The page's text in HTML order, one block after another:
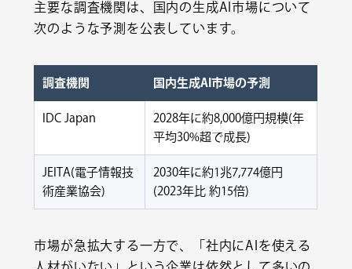
主要な調査機関は、国内の生成AI市場について
次のような予測を公表しています。
調査機関 国内生成AI市場の予測
IDC Japan
2028年に約8,000億円規模(年
平均30%超で成長)
JEITA(電子情報技
術産業協会)
2030年に約1兆7,774億円
(2023年比 約15倍)
市場が急拡大する一方で、「社内にAIを使える